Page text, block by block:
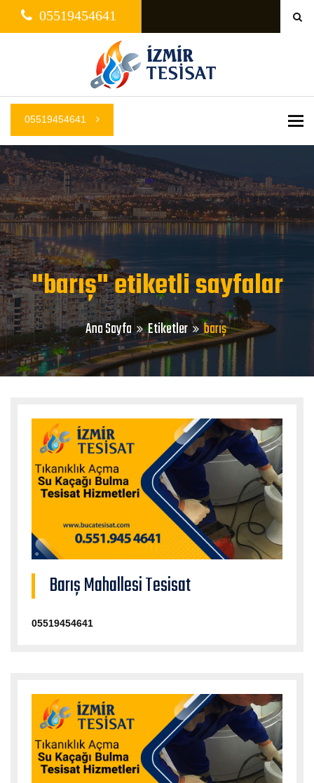
05519454641
05519454641
"barış" etiketli sayfalar
Ana Sayfa Etiketler barış
Barış Mahallesi Tesisat
05519454641